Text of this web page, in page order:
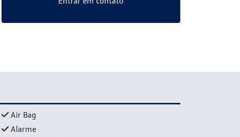
Air Bag
Alarme